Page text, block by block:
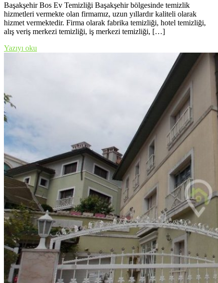
Başakşehir Bos Ev Temizliği Başakşehir bölgesinde temizlik
hizmetleri vermekte olan firmamız, uzun yıllardır kaliteli olarak
hizmet vermektedir. Firma olarak fabrika temizliği, hotel temizliği,
alış veriş merkezi temizliği, iş merkezi temizliği, […]
Yazıyı oku